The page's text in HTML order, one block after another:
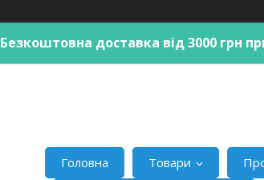
Безкоштовна доставка від 3000 грн
Головна Товари